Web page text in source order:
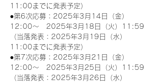
11:00までに発表予定）
●第6次応募：2025年3月14日（金）
12:00～　2025年3月18日（火）11:59
（当落発表：2025年3月19日（水）
11:00までに発表予定）
●第7次応募：2025年3月21日（金）
12:00～　2025年3月25日（火）11:59
（当落発表：2025年3月26日（水）